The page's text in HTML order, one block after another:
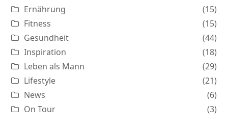
Ernährung
(15)
Fitness
(15)
Gesundheit
(44)
Inspiration
(18)
Leben als Mann
(29)
Lifestyle
(21)
News
(6)
On Tour
(3)